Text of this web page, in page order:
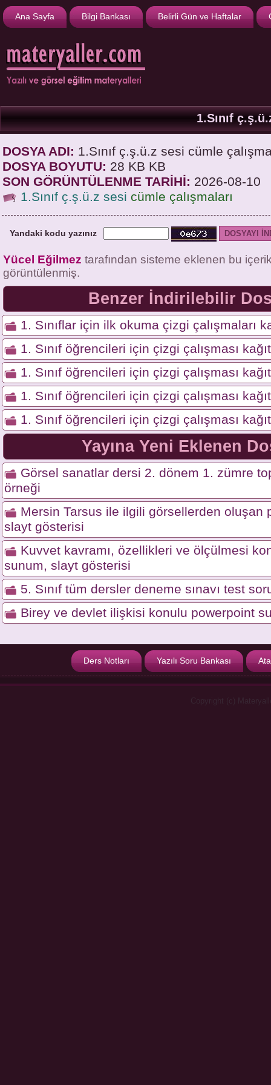
Ana Sayfa Bilgi Bankası Belirli Gün ve Haftalar
1.Sınıf
DOSYA ADI: 1.Sınıf ç.ş.ü.z sesi cümle
DOSYA BOYUTU: 28 KB KB
SON GÖRÜNTÜLENME TARİHİ: 2026-08-10
1.Sınıf ç.ş.ü.z sesi cümle çalışmaları
Yandaki kodu yazınız
Yücel Eğilmez tarafından sisteme eklenen bu
görüntülenmiş.
Benzer İndirilebilir
1. Sınıflar için ilk okuma çizgi çalışmaları
1. Sınıf öğrencileri için çizgi çalışması
1. Sınıf öğrencileri için çizgi çalışması
1. Sınıf öğrencileri için çizgi çalışması
1. Sınıf öğrencileri için çizgi çalışması
Yayına Yeni Eklenen
Görsel sanatlar dersi 2. dönem 1. zümre
örneği
Mersin Tarsus ile ilgili görsellerden oluşan
slayt gösterisi
Kuvvet kavramı, özellikleri ve ölçülmesi
sunum, slayt gösterisi
5. Sınıf tüm dersler deneme sınavı test
Birey ve devlet ilişkisi konulu powerpoint
Ders Notları Yazılı Soru Bankası